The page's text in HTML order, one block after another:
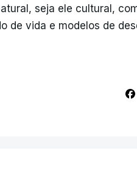
seja ele cultural,
de vida e modelos de